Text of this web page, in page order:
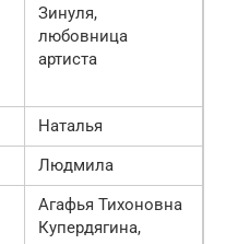
Зинуля,
любовница
артиста
Наталья
Людмила
Агафья Тихоновна
Купердягина,